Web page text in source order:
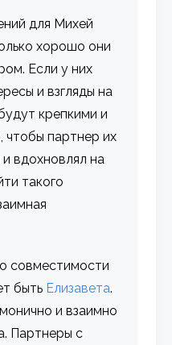
для Михей
хорошо они
Если у них
и взгляды на
крепкими и
чтобы партнер их
вдохновлял на
такого
совместимости
быть Елизавета.
и взаимно
Партнеры с